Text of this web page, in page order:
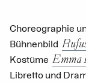
Choreographie
Bühnenbild
Kostüme Emma
Libretto und